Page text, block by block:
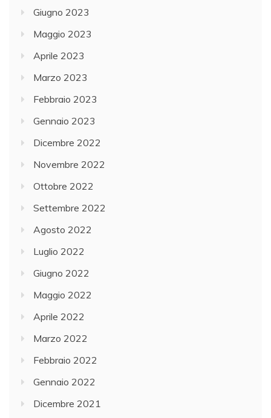
Giugno 2023
Maggio 2023
Aprile 2023
Marzo 2023
Febbraio 2023
Gennaio 2023
Dicembre 2022
Novembre 2022
Ottobre 2022
Settembre 2022
Agosto 2022
Luglio 2022
Giugno 2022
Maggio 2022
Aprile 2022
Marzo 2022
Febbraio 2022
Gennaio 2022
Dicembre 2021